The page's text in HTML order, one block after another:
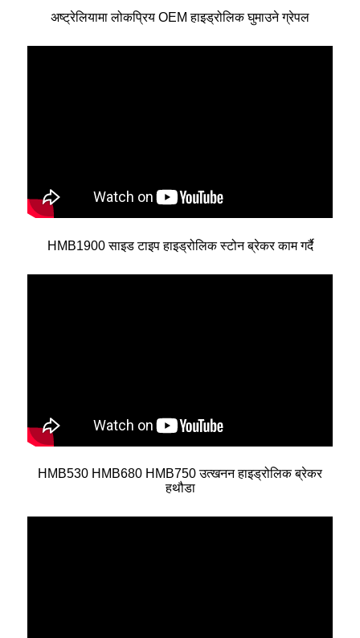
अष्ट्रेलियामा लोकप्रिय OEM हाइड्रोलिक घुमाउने ग्रेपल
HMB1900 साइड टाइप हाइड्रोलिक स्टोन ब्रेकर काम गर्दै
HMB530 HMB680 HMB750 उत्खनन हाइड्रोलिक ब्रेकर
हथौडा